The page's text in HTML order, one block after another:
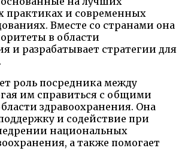
практиках и современных
Вместе со странами она
в области
и разрабатывает стратегии для
роль посредника между
им справиться с общими
здравоохранения. Она
и содействие при
национальных
а также помогает